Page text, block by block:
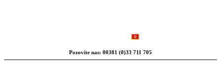
Pozovite nas: 00381 (0)33 711 705